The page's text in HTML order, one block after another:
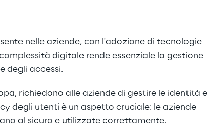
nelle aziende, con l'adozione di tecnologie
digitale rende essenziale la gestione
degli accessi.
richiedono alle aziende di gestire le identità e
degli utenti è un aspetto cruciale: le aziende
al sicuro e utilizzate correttamente.